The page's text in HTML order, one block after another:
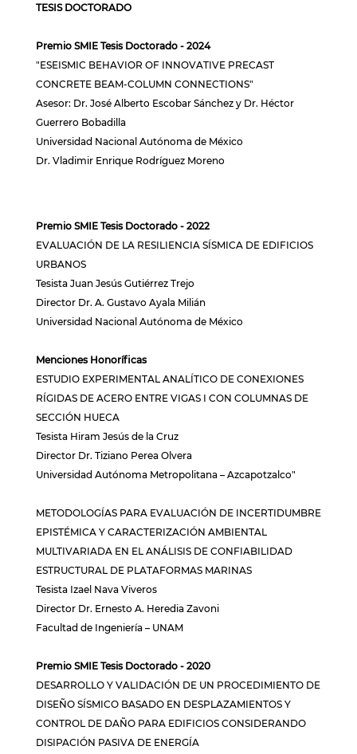
TESIS DOCTORADO
Premio SMIE Tesis Doctorado - 2024
"ESEISMIC BEHAVIOR OF INNOVATIVE PRECAST
CONCRETE BEAM-COLUMN CONNECTIONS"
Asesor: Dr. José Alberto Escobar Sánchez y Dr. Héctor
Guerrero Bobadilla
Universidad Nacional Autónoma de México
Dr. Vladimir Enrique Rodríguez Moreno
Premio SMIE Tesis Doctorado - 2022
EVALUACIÓN DE LA RESILIENCIA SÍSMICA DE EDIFICIOS
URBANOS
Tesista Juan Jesús Gutiérrez Trejo
Director Dr. A. Gustavo Ayala Milián
Universidad Nacional Autónoma de México
Menciones Honoríficas
ESTUDIO EXPERIMENTAL ANALÍTICO DE CONEXIONES
RÍGIDAS DE ACERO ENTRE VIGAS I CON COLUMNAS DE
SECCIÓN HUECA
Tesista Hiram Jesús de la Cruz
Director Dr. Tiziano Perea Olvera
Universidad Autónoma Metropolitana – Azcapotzalco"
METODOLOGÍAS PARA EVALUACIÓN DE INCERTIDUMBRE
EPISTÉMICA Y CARACTERIZACIÓN AMBIENTAL
MULTIVARIADA EN EL ANÁLISIS DE CONFIABILIDAD
ESTRUCTURAL DE PLATAFORMAS MARINAS
Tesista Izael Nava Viveros
Director Dr. Ernesto A. Heredia Zavoni
Facultad de Ingeniería – UNAM
Premio SMIE Tesis Doctorado - 2020
DESARROLLO Y VALIDACIÓN DE UN PROCEDIMIENTO DE
DISEÑO SÍSMICO BASADO EN DESPLAZAMIENTOS Y
CONTROL DE DAÑO PARA EDIFICIOS CONSIDERANDO
DISIPACIÓN PASIVA DE ENERGÍA